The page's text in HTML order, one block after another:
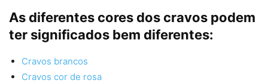
As diferentes cores dos cravos podem
ter significados bem diferentes:
Cravos brancos
Cravos cor de rosa